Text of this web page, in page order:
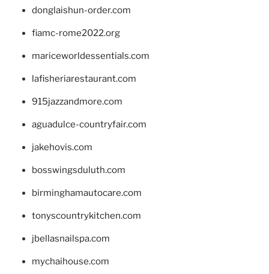
donglaishun-order.com
fiamc-rome2022.org
mariceworldessentials.com
lafisheriarestaurant.com
915jazzandmore.com
aguadulce-countryfair.com
jakehovis.com
bosswingsduluth.com
birminghamautocare.com
tonyscountrykitchen.com
jbellasnailspa.com
mychaihouse.com